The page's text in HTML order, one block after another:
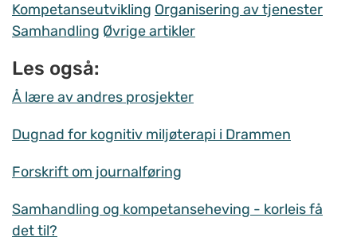
Kompetanseutvikling Organisering av tjenester
Samhandling Øvrige artikler
Les også:
Å lære av andres prosjekter
Dugnad for kognitiv miljøterapi i Drammen
Forskrift om journalføring
Samhandling og kompetanseheving - korleis få
det til?